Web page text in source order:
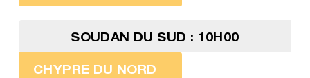
SOUDAN DU SUD : 10H00
CHYPRE DU NORD